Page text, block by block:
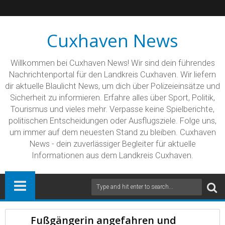
Cuxhaven News
Willkommen bei Cuxhaven News! Wir sind dein führendes
Nachrichtenportal für den Landkreis Cuxhaven. Wir liefern
dir aktuelle Blaulicht News, um dich über Polizeieinsätze und
Sicherheit zu informieren. Erfahre alles über Sport, Politik,
Tourismus und vieles mehr. Verpasse keine Spielberichte,
politischen Entscheidungen oder Ausflugsziele. Folge uns,
um immer auf dem neuesten Stand zu bleiben. Cuxhaven
News - dein zuverlässiger Begleiter für aktuelle
Informationen aus dem Landkreis Cuxhaven.
Fußgängerin angefahren und